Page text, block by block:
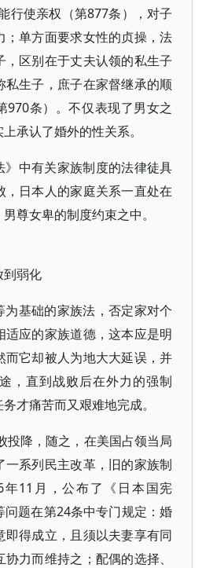
行使亲权（第877条），对子
；单方面要求女性的贞操，法
区别在于丈夫认领的私生子
私生子，庶子在家督继承的顺
970条）。不仅表现了男女之
承认了婚外的性关系。
》中有关家族制度的法律徒具
日本人的家庭关系一直处在
尊女卑的制度约束之中。
到弱化
为基础的家族法，否定家对个
适应的家族道德，这本应是明
而它却被人为地大大延误，并
，直到战败后在外力的强制
才痛苦而又艰难地完成。
投降，随之，在美国占领当局
一系列民主改革，旧的家族制
11月，公布了《日本国宪
题在第24条中专门规定：婚
得成立，且须以夫妻享有同
力而维持之；配偶的选择、